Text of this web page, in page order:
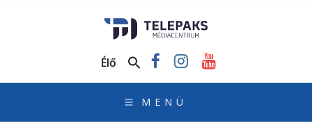
Médiacentrum
honlapja
Élő